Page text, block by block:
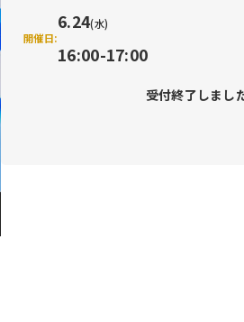
開催日:
6.24(水)
16:00-17:00
受付終了しまし